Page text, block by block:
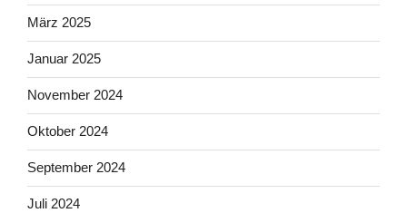
März 2025
Januar 2025
November 2024
Oktober 2024
September 2024
Juli 2024